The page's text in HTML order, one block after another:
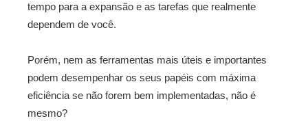
tempo para a expansão e as tarefas que realmente
dependem de você.
Porém, nem as ferramentas mais úteis e importantes
podem desempenhar os seus papéis com máxima
eficiência se não forem bem implementadas, não é
mesmo?